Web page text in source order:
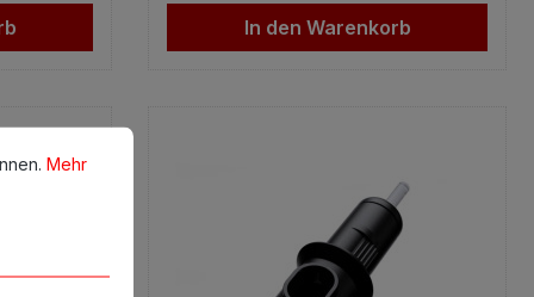
In den Warenkorb
Mehr Informationen ...
Mehr